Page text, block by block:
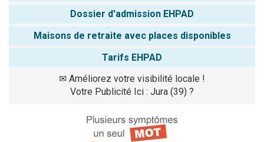
Dossier d'admission EHPAD
Maisons de retraite avec places disponibles
Tarifs EHPAD
✉ Améliorez votre visibilité locale !
Votre Publicité Ici : Jura (39) ?